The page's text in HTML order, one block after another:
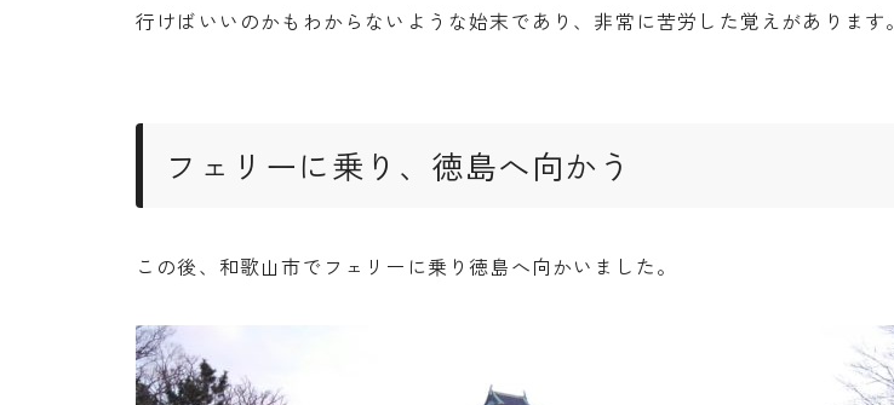
行けばいいのかもわからないような始末であり、非常に苦労した覚えがあります。
フェリーに乗り、徳島へ向かう
この後、和歌山市でフェリーに乗り徳島へ向かいました。